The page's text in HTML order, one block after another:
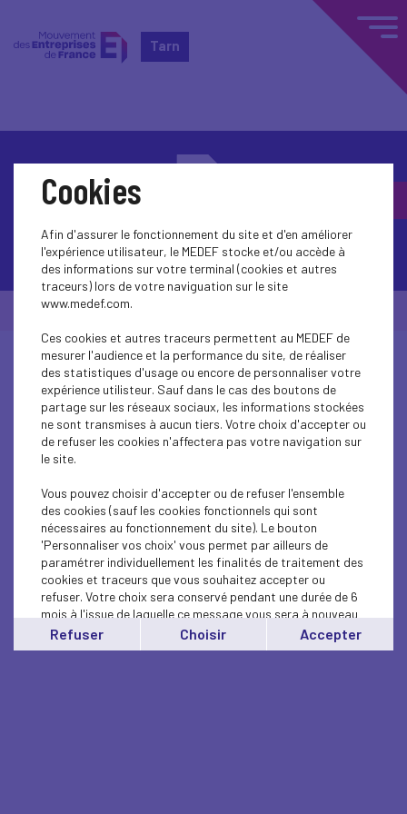
Tarn
Contactez-nous
© Medef Tarn 2026 -
Cookies
Afin d'assurer le fonctionnement du site et d'en améliorer
l'expérience utilisateur, le MEDEF stocke et/ou accède à
des informations sur votre terminal (cookies et autres
traceurs) lors de votre naviguation sur le site
www.medef.com.
Ces cookies et autres traceurs permettent au MEDEF de
mesurer l'audience et la performance du site, de réaliser
des statistiques d'usage ou encore de personnaliser votre
expérience utilisteur. Sauf dans le cas des boutons de
partage sur les réseaux sociaux, les informations stockées
ne sont transmises à aucun tiers. Votre choix d'accepter ou
de refuser les cookies n'affectera pas votre navigation sur
le site.
Vous pouvez choisir d'accepter ou de refuser l'ensemble
des cookies (sauf les cookies fonctionnels qui sont
nécessaires au fonctionnement du site). Le bouton
'Personnaliser vos choix' vous permet par ailleurs de
paramétrer individuellement les finalités de traitement des
cookies et traceurs que vous souhaitez accepter ou
refuser. Votre choix sera conservé pendant une durée de 6
mois à l'issue de laquelle ce message vous sera à nouveau
affiché..
Vous pouvez modifier votre choix à tout moment en
Refuser Choisir Accepter